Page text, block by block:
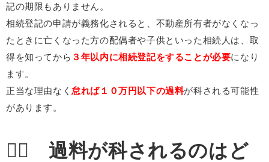
記の期限もありません。
相続登記の申請が義務化されると、不動産所有者がなくなっ
たときに亡くなった方の配偶者や子供といった相続人は、取
得を知ってから ３年以内に相続登記をすることが必要になり
ます。
正当な理由なく 怠れば１０万円以下の過料が科される可能性
があります。
３⃣ 過料が科されるのはど